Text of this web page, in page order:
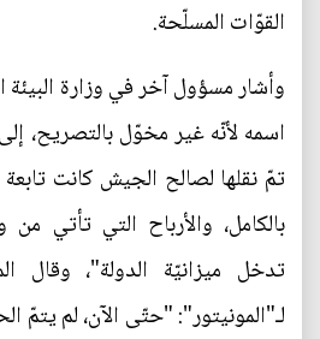
القوّات المسلّحة.
وأشار مسؤول آخر في وزارة
تمّ نقلها لصالح الجيش كانت
بالكامل، والأرباح التي تأتي من
تدخل ميزانيّة الدولة"،
لـ"المونيتور": "حتّى الآن، لم يتمّ